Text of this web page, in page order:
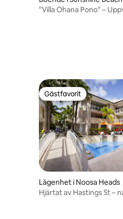
"Villa Ohana Pono" –
Gästfavorit
Gästfavorit
Lägenhet i Noosa Heads
Hjärtat av Hastings St –